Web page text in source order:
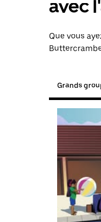
avec
Que vous
Grands